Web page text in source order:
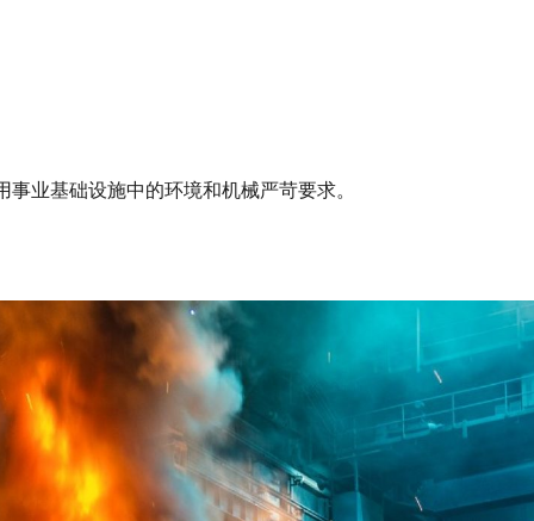
业基础设施中的环境和机械严苛要求。